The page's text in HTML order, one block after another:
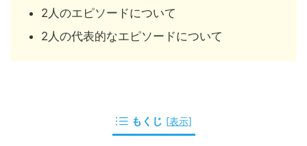
2人のエピソードについて
2人の代表的なエピソードについて
もくじ [表示]